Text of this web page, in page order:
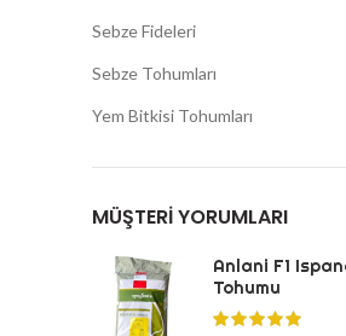
Sebze Fideleri
Sebze Tohumları
Yem Bitkisi Tohumları
MÜŞTERI YORUMLARI
Anlani F1
Tohumu